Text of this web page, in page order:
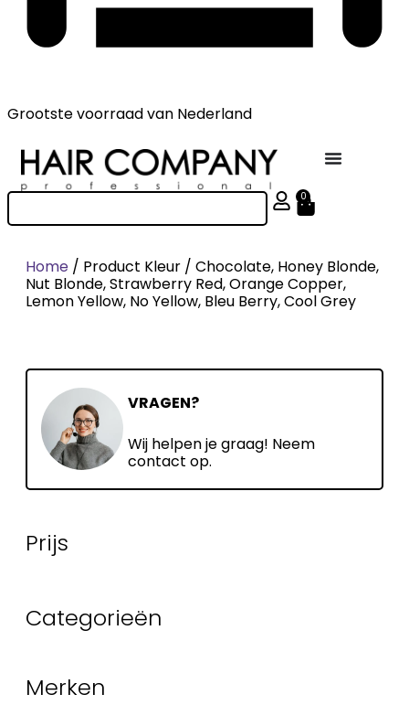
Grootste voorraadvan Nederland
0
Home / Product Kleur / Chocolate, Honey Blonde,
Nut Blonde, Strawberry Red, Orange Copper,
Lemon Yellow, No Yellow, Bleu Berry, Cool Grey
VRAGEN?
Wij helpen je graag! Neem
contact op.
Prijs
Categorieën
Merken